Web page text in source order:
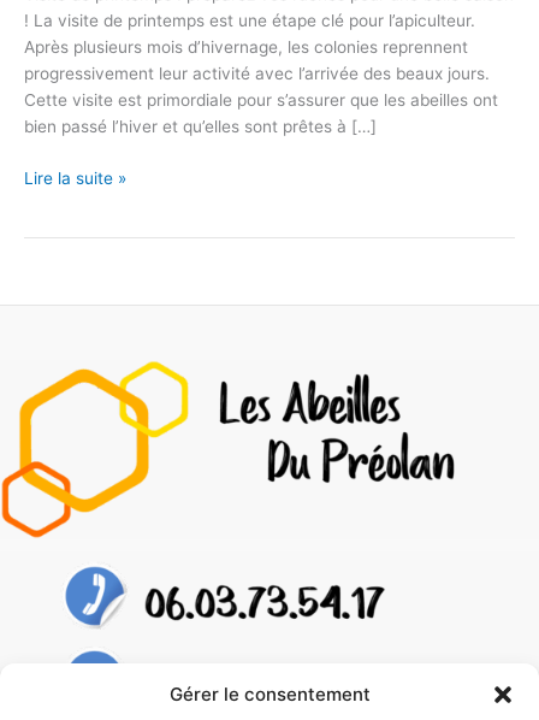
Gérer le consentement
! La visite de printemps est une étape clé pour l’apiculteur.
Après plusieurs mois d’hivernage, les colonies reprennent
progressivement leur activité avec l’arrivée des beaux jours.
Cette visite est primordiale pour s’assurer que les abeilles ont
bien passé l’hiver et qu’elles sont prêtes à […]
Lire la suite »